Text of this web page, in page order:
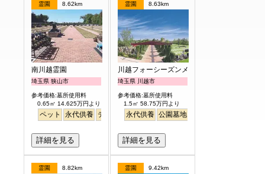
霊園 8.62km
南川越霊園
埼玉県 狭山市
参考価格:墓所使用料
0.65㎡ 14.625万円より
ペット 永代供養 テラス バリアフリー
詳細を見る
霊園 8.63km
川越フォーシーズンメモリアル
埼玉県 川越市
参考価格:墓所使用料
1.5㎡ 58.75万円より
永代供養 公園墓地
詳細を見る
霊園 8.82km 霊園 9.42km